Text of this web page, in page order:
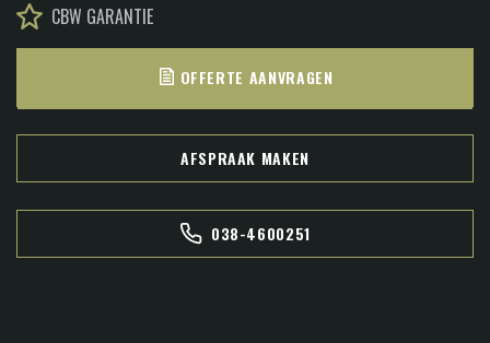
CBW GARANTIE
OFFERTE AANVRAGEN
AFSPRAAK MAKEN
038-4600251